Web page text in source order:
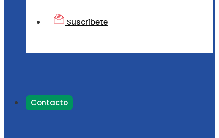
Suscríbete
Contacto